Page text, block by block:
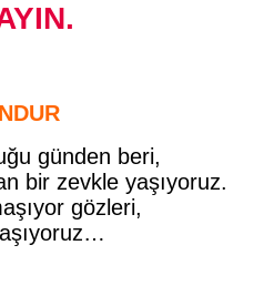
günden beri,
bir zevkle yaşıyoruz.
gözleri,
aşıyoruz…